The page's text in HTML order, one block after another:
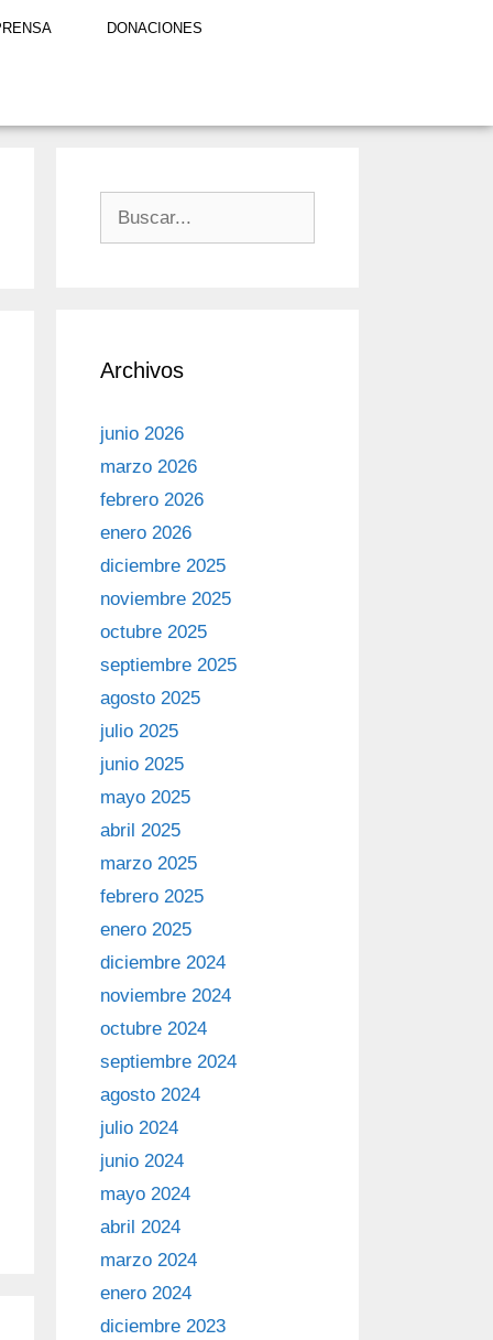
DONACIONES
Archivos
junio 2026
marzo 2026
febrero 2026
enero 2026
diciembre 2025
noviembre 2025
octubre 2025
septiembre 2025
agosto 2025
julio 2025
junio 2025
mayo 2025
abril 2025
marzo 2025
febrero 2025
enero 2025
diciembre 2024
noviembre 2024
octubre 2024
septiembre 2024
agosto 2024
julio 2024
junio 2024
mayo 2024
abril 2024
marzo 2024
enero 2024
diciembre 2023